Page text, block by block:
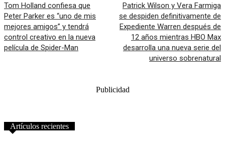
Tom Holland confiesa que
Peter Parker es “uno de mis
mejores amigos” y tendrá
control creativo en la nueva
película de Spider-Man
Patrick Wilson y Vera Farmiga
se despiden definitivamente de
Expediente Warren después de
12 años mientras HBO Max
desarrolla una nueva serie del
universo sobrenatural
Publicidad
Artículos recientes